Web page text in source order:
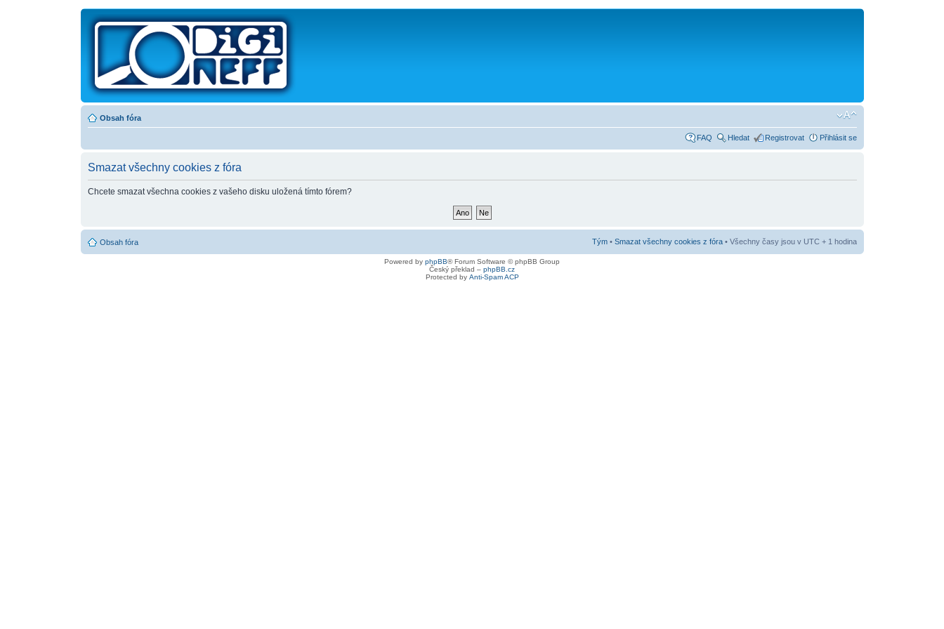
Obsah fóra
FAQ Hledat Registrovat Přihlásit se
Smazat všechny cookies z fóra
Chcete smazat všechna cookies z vašeho disku uložená tímto fórem?
Obsah fóra Tým• Smazat všechny cookies z fóra• Všechny časy jsou v UTC + 1 hodina
Powered by phpBB® Forum Software © phpBB Group
Český překlad – phpBB.cz
Protected by Anti-Spam ACP